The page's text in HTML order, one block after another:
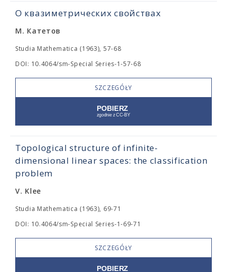
О квазиметрических свойствах
М. Катетов
Studia Mathematica (1963), 57-68
DOI: 10.4064/sm-Special Series-1-57-68
SZCZEGÓŁY
Topological structure of infinite-
dimensional linear spaces: the classification
problem
V. Klee
Studia Mathematica (1963), 69-71
DOI: 10.4064/sm-Special Series-1-69-71
SZCZEGÓŁY